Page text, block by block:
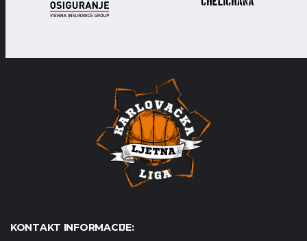
KONTAKT INFORMACIJE: